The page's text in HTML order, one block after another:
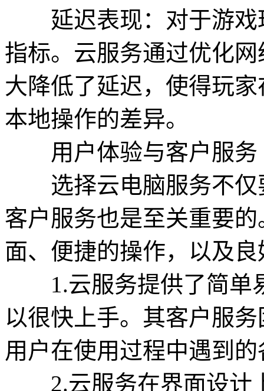
延迟表现：对于游戏
指标。云服务通过优化
大降低了延迟，使得玩
本地操作的差异。
用户体验与客户服务
选择云电脑服务不仅
客户服务也是至关重要
面、便捷的操作，以及
1.云服务提供了简单
以很快上手。其客户服
用户在使用过程中遇到
2.云服务在界面设计